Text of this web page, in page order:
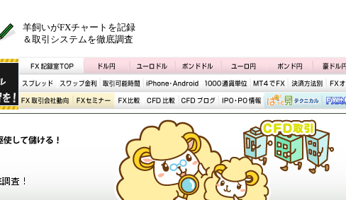
羊飼いがFXチャートを記録
＆取引システムを徹底調査